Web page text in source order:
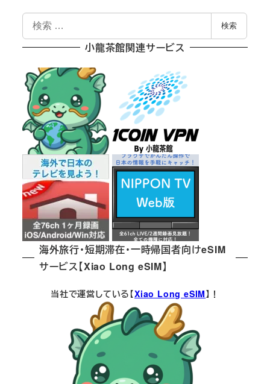
検
索
検索
小龍茶館関連サービス
海外旅行・短期滞在・一時帰国者向けeSIM
サービス【Xiao Long eSIM】
当社で運営している【Xiao Long eSIM】！